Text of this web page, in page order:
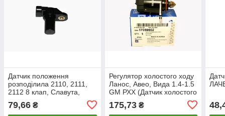
Датчик положення
розподілила 2110, 2111,
2112 8 клап, Славута,
48.3855
79,66 ₴
Регулятор холостого ходу
Ланос, Авео, Вида 1.4-1.5
GM РХХ (Датчик холостого
93744675
175,73₴